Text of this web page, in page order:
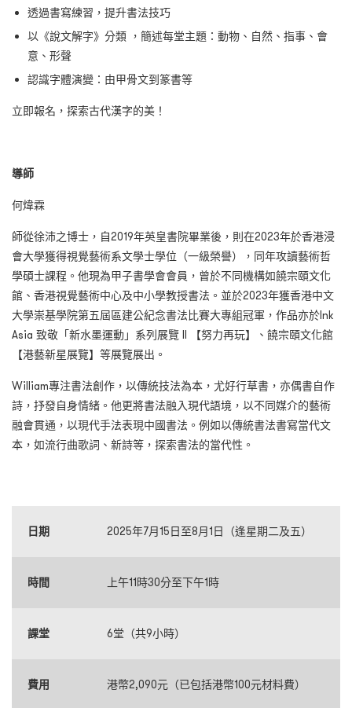
透過書寫練習，提升書法技巧
以《說文解字》分類 ，簡述每堂主題：動物、自然、指事、會
意、形聲
認識字體演變：由甲骨文到篆書等
立即報名，探索古代漢字的美！
導師
何煒霖
師從徐沛之博士，自2019年英皇書院畢業後，則在2023年於香港浸
會大學獲得視覺藝術系文學士學位（一級榮譽），同年攻讀藝術哲
學碩士課程。他現為甲子書學會會員，曾於不同機構如饒宗頤文化
館、香港視覺藝術中心及中小學教授書法。並於2023年獲香港中文
大學崇基學院第五屆區建公紀念書法比賽大專組冠軍，作品亦於Ink
Asia 致敬「新水墨運動」系列展覽 II 【努力再玩】、饒宗頤文化館
【港藝新星展覽】等展覽展出。
William專注書法創作，以傳統技法為本，尤好行草書，亦偶書自作
詩，抒發自身情緒。他更將書法融入現代語境，以不同媒介的藝術
融會貫通，以現代手法表現中國書法。例如以傳統書法書寫當代文
本，如流行曲歌詞、新詩等，探索書法的當代性。
日期 2025年7月15日至8月1日（逢星期二及五）
時間 上午11時30分至下午1時
課堂 6堂（共9小時）
費用 港幣2,090元（已包括港幣100元材料費）